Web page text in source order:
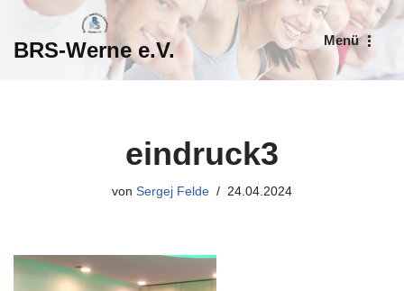
Zum
BRS-Werne e.V. Menü
eindruck3
von Sergej Felde 24.04.2024